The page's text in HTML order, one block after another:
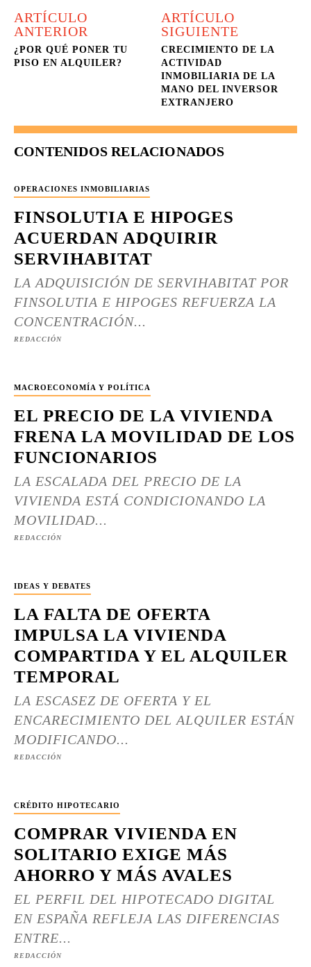
ARTÍCULO
ANTERIOR
¿POR QUÉ PONER TU
PISO EN ALQUILER?
ARTÍCULO
SIGUIENTE
CRECIMIENTO DE LA
ACTIVIDAD
INMOBILIARIA DE LA
MANO DEL INVERSOR
EXTRANJERO
CONTENIDOS RELACIONADOS
OPERACIONES INMOBILIARIAS
FINSOLUTIA E HIPOGES
ACUERDAN ADQUIRIR
SERVIHABITAT
LA ADQUISICIÓN DE SERVIHABITAT POR
FINSOLUTIA E HIPOGES REFUERZA LA
CONCENTRACIÓN...
REDACCIÓN
MACROECONOMÍA Y POLÍTICA
EL PRECIO DE LA VIVIENDA
FRENA LA MOVILIDAD DE LOS
FUNCIONARIOS
LA ESCALADA DEL PRECIO DE LA
VIVIENDA ESTÁ CONDICIONANDO LA
MOVILIDAD...
REDACCIÓN
IDEAS Y DEBATES
LA FALTA DE OFERTA
IMPULSA LA VIVIENDA
COMPARTIDA Y EL ALQUILER
TEMPORAL
LA ESCASEZ DE OFERTA Y EL
ENCARECIMIENTO DEL ALQUILER ESTÁN
MODIFICANDO...
REDACCIÓN
CRÉDITO HIPOTECARIO
COMPRAR VIVIENDA EN
SOLITARIO EXIGE MÁS
AHORRO Y MÁS AVALES
EL PERFIL DEL HIPOTECADO DIGITAL
EN ESPAÑA REFLEJA LAS DIFERENCIAS
ENTRE...
REDACCIÓN